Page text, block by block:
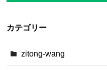
カテゴリー
zitong-wang